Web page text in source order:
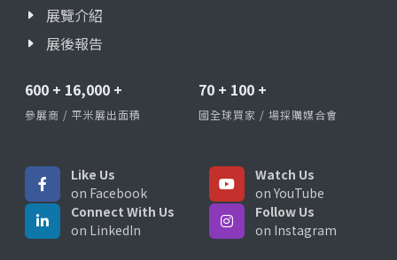
展覽介紹
展後報告
600 + 16,000 +
參展商 / 平米展出面積
70 + 100 +
國全球買家 / 場採購媒合會
Like Us
on Facebook
Watch Us
on YouTube
Connect With Us
on LinkedIn
Follow Us
on Instagram